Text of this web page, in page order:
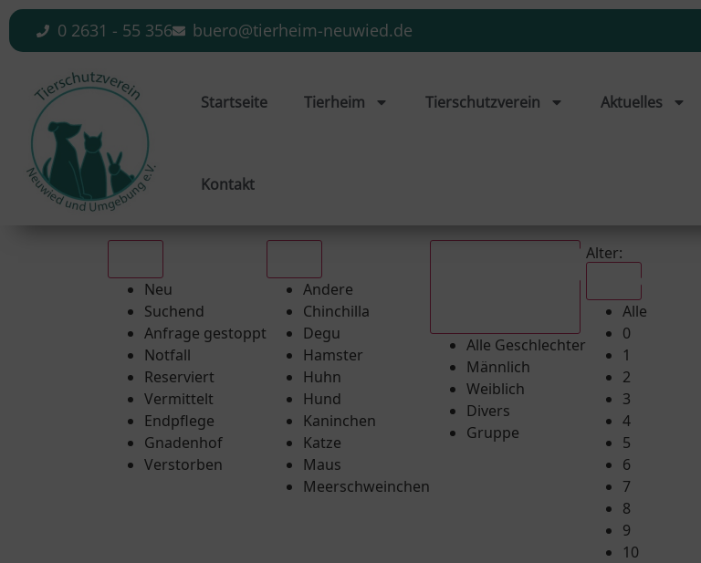
0 2631 - 55 356 buero@tierheim-neuwied.de
Startseite Tierheim Tierschutzverein Aktuelles
Kontakt
Neu
Suchend
Anfrage gestoppt
Notfall
Reserviert
Vermittelt
Endpflege
Gnadenhof
Verstorben
Andere
Chinchilla
Degu
Hamster
Huhn
Hund
Kaninchen
Katze
Maus
Meerschweinchen
Alle Geschlechter
Männlich
Weiblich
Divers
Gruppe
Alter:
Alle
0
1
2
3
4
5
6
7
8
9
10